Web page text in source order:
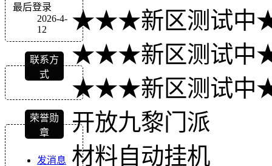
最后登录
2026-4-
12
联系方
式
荣誉勋
章
发消息
★★★新区测试
★★★新区测试
★★★新区测试
开放九黎门派
材料自动挂机